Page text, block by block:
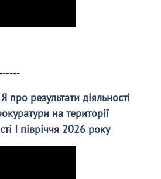
результати діяльності
на території
І півріччя 2026 року